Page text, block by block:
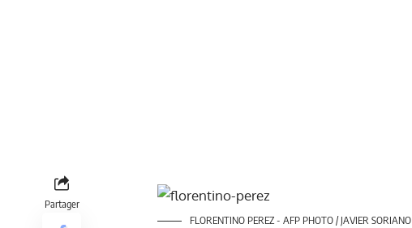
Partager
FLORENTINO PEREZ - AFP PHOTO / JAVIER SORIANO